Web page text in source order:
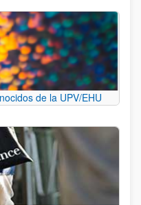
de la UPV/EHU